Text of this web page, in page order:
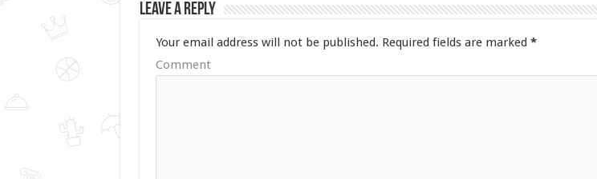
Leave a Reply
Your email address will not be published. Required fields are marked *
Comment